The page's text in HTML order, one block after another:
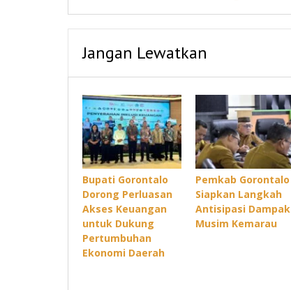
Jangan Lewatkan
Bupati Gorontalo
Dorong Perluasan
Akses Keuangan
untuk Dukung
Pertumbuhan
Ekonomi Daerah
Pemkab Gorontalo
Siapkan Langkah
Antisipasi Dampak
Musim Kemarau